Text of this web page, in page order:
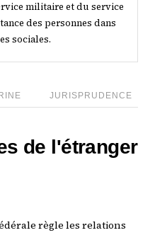
militaire et du service
des personnes dans
sociales.
JURISPRUDENCE
de l'étranger
règle les relations